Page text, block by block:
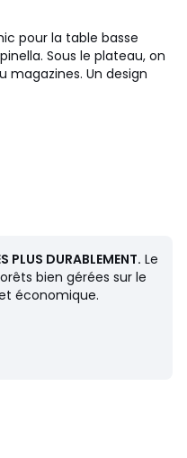
pour la table basse
Sous le plateau, on
magazines. Un design
finition vernis
trempé fumé.
table.
PLUS DURABLEMENT. Le
bien gérées sur le
économique.